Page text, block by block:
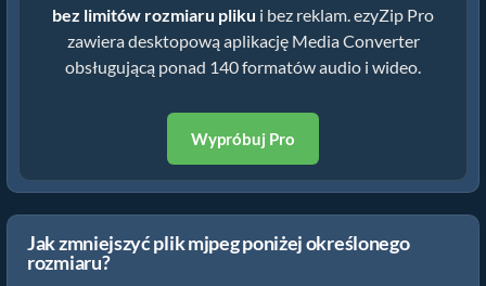
bez limitów rozmiaru pliku i bez reklam. ezyZip Pro
zawiera desktopową aplikację Media Converter
obsługującą ponad 140 formatów audio i wideo.
Wypróbuj Pro
Jak zmniejszyć plik mjpeg poniżej określonego
rozmiaru?